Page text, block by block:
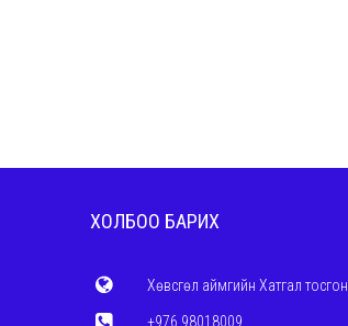
ХОЛБОО БАРИХ
Хөвсгөл аймгийн Хатгал тосгон
+976 98018009